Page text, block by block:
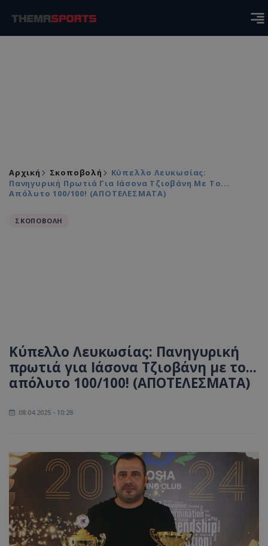
Αρχική Σκοποβολή
Κύπελλο Λευκωσίας:
Πανηγυρική Πρωτιά Για Ιάσονα Τζιοβάνη Με Το...
Απόλυτο 100/100! (ΑΠΟΤΕΛΕΣΜΑΤΑ)
ΣΚΟΠΟΒΟΛΗ
Κύπελλο Λευκωσίας: Πανηγυρική
πρωτιά για Ιάσονα Τζιοβάνη με το...
απόλυτο 100/100! (ΑΠΟΤΕΛΕΣΜΑΤΑ)
08.04.2025 - 10:28